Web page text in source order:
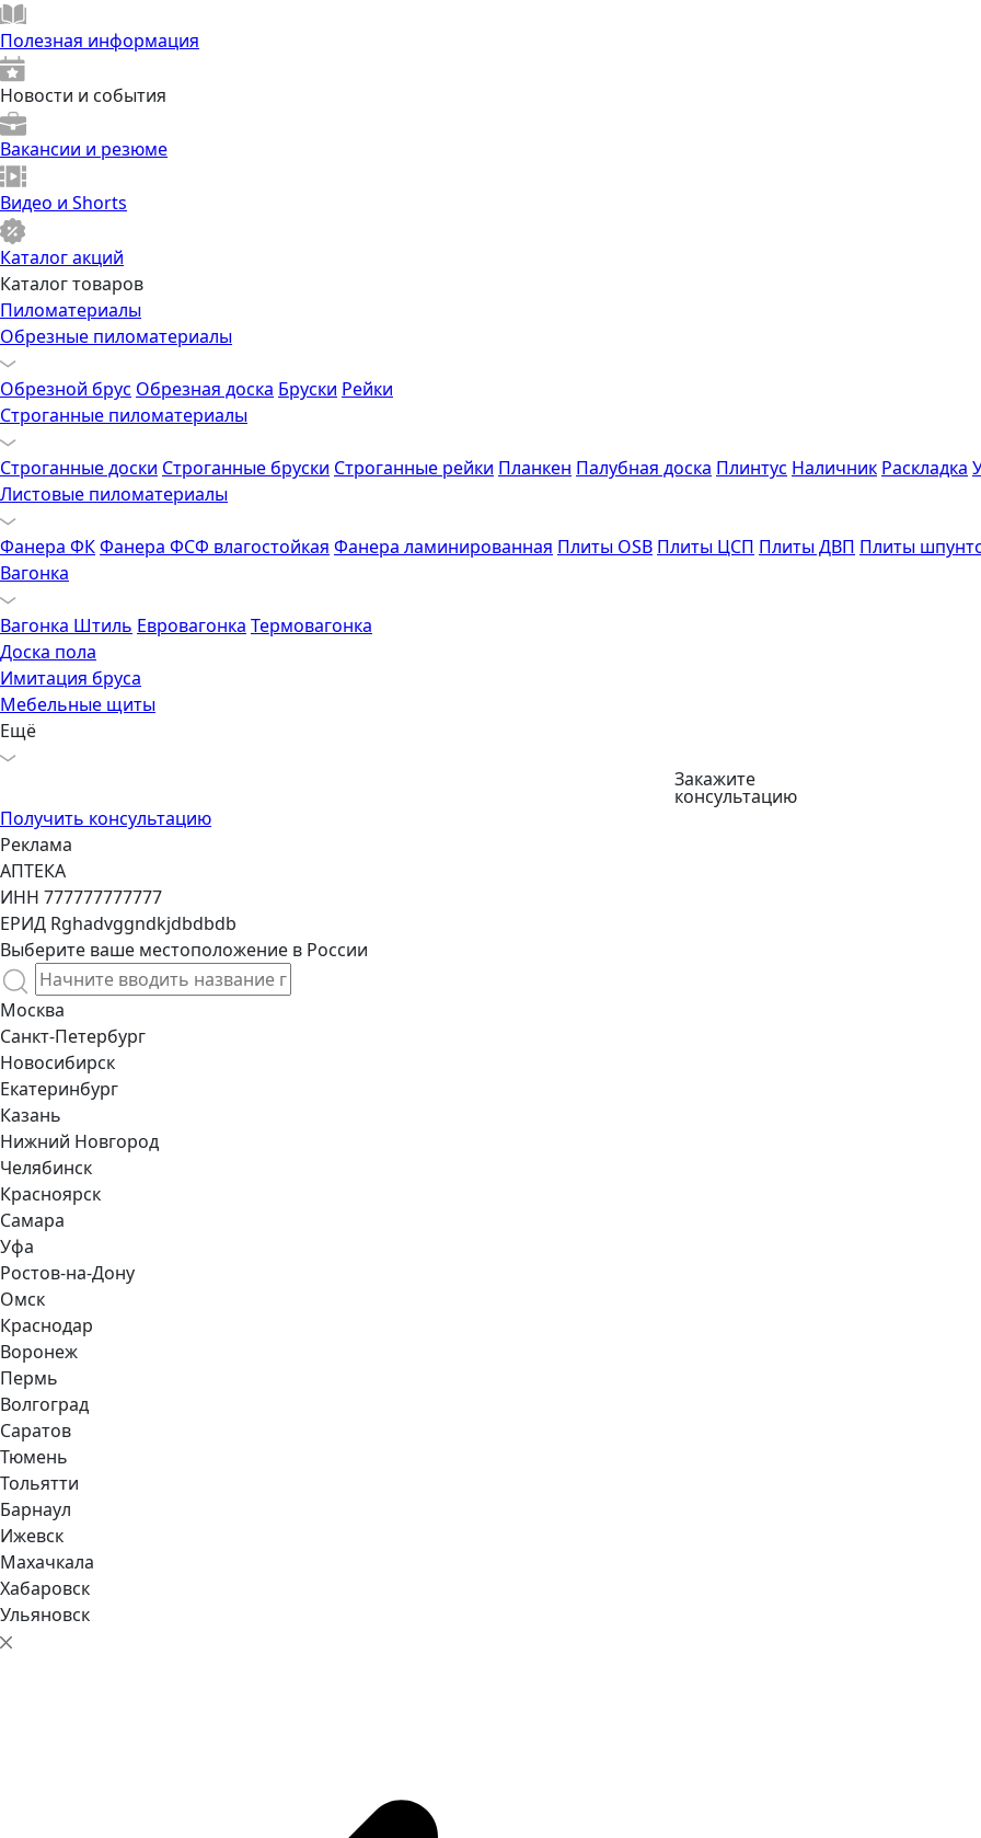
Полезная информация
Новости и события
Вакансии и резюме
Видео и Shorts
Каталог акций
Каталог товаров
Пиломатериалы
Обрезные пиломатериалы
Обрезной брус Обрезная доска Бруски Рейки
Строганные пиломатериалы
Строганные доски Строганные бруски Строганные рейки Планкен Палубная доска Плинтус Наличник Раскладка
Листовые пиломатериалы
Фанера ФКФанера ФСФ влагостойкая Фанера ламинированная Плиты OSB Плиты ЦСП Плиты ДВП Плиты
Вагонка
Вагонка Штиль Евровагонка Термовагонка
Доска пола
Имитация бруса
Мебельные щиты
Ещё
Закажите
консультацию
Получить консультацию
777777777777
Rghadvggndkjdbdbdb
Выберите ваше местоположение в России
Москва
Санкт-Петербург
Новосибирск
Екатеринбург
Казань
Нижний Новгород
Челябинск
Красноярск
Самара
Уфа
Ростов-на-Дону
Омск
Краснодар
Воронеж
Пермь
Волгоград
Саратов
Тюмень
Тольятти
Барнаул
Ижевск
Махачкала
Хабаровск
Ульяновск